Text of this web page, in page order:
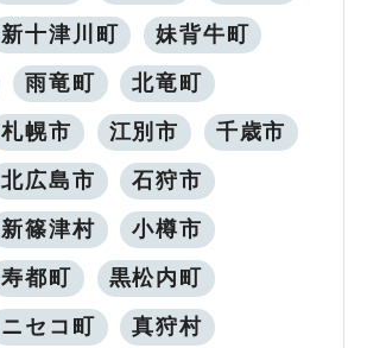
新十津川町 妹背牛町
雨竜町 北竜町
札幌市 江別市 千歳市
北広島市 石狩市
新篠津村 小樽市
寿都町 黒松内町
ニセコ町 真狩村